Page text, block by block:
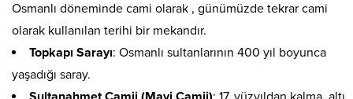
Osmanlı döneminde cami olarak , günümüzde tekrar cami
olarak kullanılan terihi bir mekandır.
Topkapı Sarayı: Osmanlı sultanlarının 400 yıl boyunca
yaşadığı saray.